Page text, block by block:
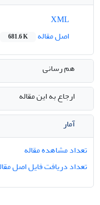
اصل مقاله
681.6 K
هم رسانی
ارجاع به این مقاله
آمار
تعداد مشاهده مقاله
تعداد دریافت فایل اصل